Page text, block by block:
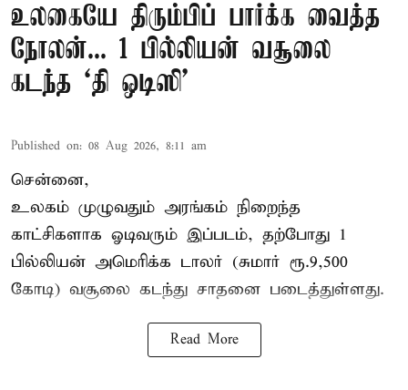
உலகையே திரும்பிப் பார்க்க வைத்த
நோலன்... 1 பில்லியன் வசூலை
கடந்த ‘தி ஒடிஸி’
Published on: 08 Aug 2026, 8:11 am
சென்னை,
உலகம் முழுவதும் அரங்கம் நிறைந்த
காட்சிகளாக ஓடிவரும் இப்படம், தற்போது 1
பில்லியன் அமெரிக்க டாலர் (சுமார் ரூ.9,500
கோடி) வசூலை கடந்து சாதனை படைத்துள்ளது.
Read More